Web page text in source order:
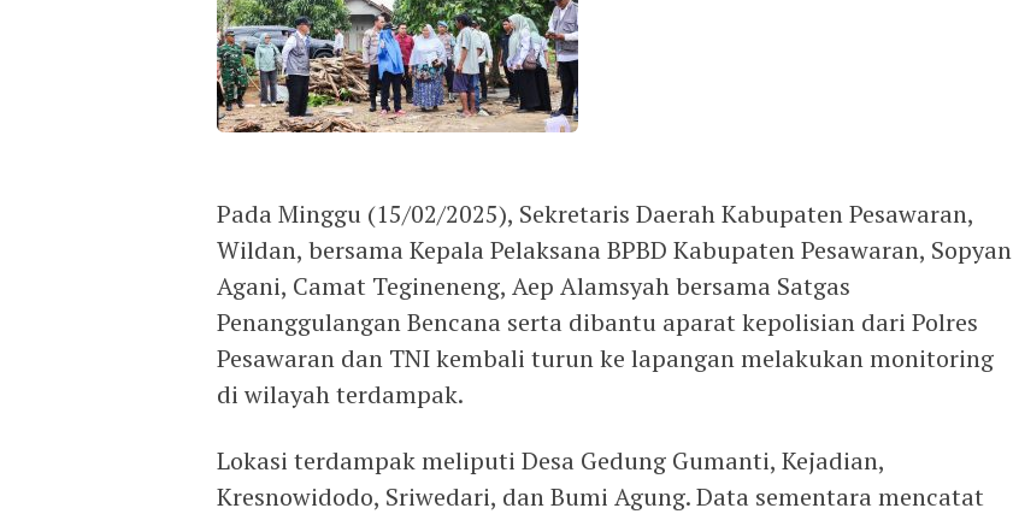
Pada Minggu (15/02/2025), Sekretaris Daerah Kabupaten Pesawaran,
Wildan, bersama Kepala Pelaksana BPBD Kabupaten Pesawaran, Sopyan
Agani, Camat Tegineneng, Aep Alamsyah bersama Satgas
Penanggulangan Bencana serta dibantu aparat kepolisian dari Polres
Pesawaran dan TNI kembali turun ke lapangan melakukan monitoring
di wilayah terdampak.
Lokasi terdampak meliputi Desa Gedung Gumanti, Kejadian,
Kresnowidodo, Sriwedari, dan Bumi Agung. Data sementara mencatat